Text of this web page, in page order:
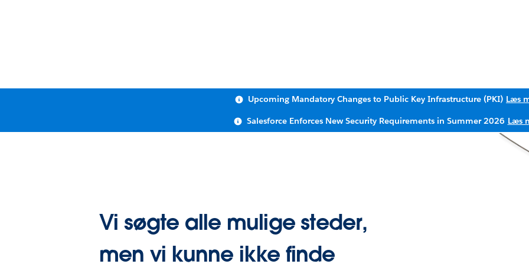
Upcoming Mandatory Changes to Public Key Infrastructure (PKI) Læs
Salesforce Enforces New Security Requirements in Summer 2026 Læs
Vi søgte alle mulige steder,
men vi kunne ikke finde